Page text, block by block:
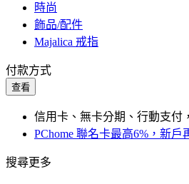
時尚
飾品/配件
Majalica 戒指
付款方式
查看
信用卡、無卡分期、行動支付
PChome 聯名卡最高6%，新戶
搜尋更多